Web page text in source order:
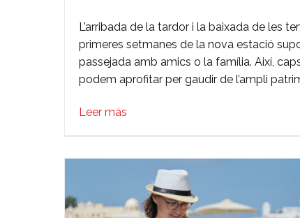
L’arribada de la tardor i la baixada de les
primeres setmanes de la nova estació
passejada amb amics o la família. Així,
podem aprofitar per gaudir de l’ampli
Leer más